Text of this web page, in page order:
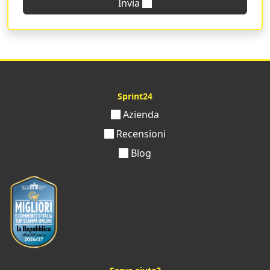
altro è latipografia onlineSprint24. Con un’esperienza
decennale alle spalle e numerosi riconoscimenti
grandi sul panorama nazionale tipografico.
di personalizzare la tua rilegatura con copertina rigida
nel modo che preferisci, mapuoi ordinare
la stampa dei tuoi volumi in modo
dettagli UV lucidi
semplici click il tuo ordine, che ti sarà recapitato in
pochi giorni presso il tuo domicilio. Per qualsiasi dubbio
o se hai bisogno di un consiglio sulle caratteristiche
tecniche del prodotto da te scelto, contattaci e saremo
Invia
Sprint24
Azienda
Recensioni
Blog